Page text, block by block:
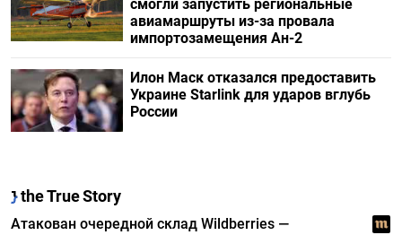
смогли запустить региональные
авиамаршруты из-за провала
импортозамещения Ан-2
Илон Маск отказался предоставить
Украине Starlink для ударов вглубь
России